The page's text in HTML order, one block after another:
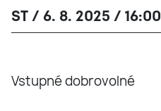
ST / 6. 8. 2025 / 16:00
Vstupné dobrovolné